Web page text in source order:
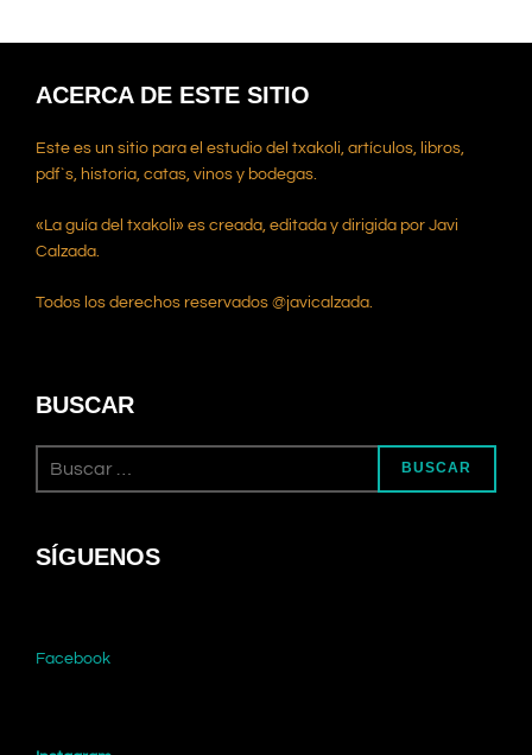
ACERCA DE ESTE SITIO
Este es un sitio para el estudio del txakoli, artículos, libros,
pdf`s, historia, catas, vinos y bodegas.
«La guía del txakoli» es creada, editada y dirigida por Javi
Calzada.
Todos los derechos reservados @javicalzada.
BUSCAR
BUSCAR
SÍGUENOS
Facebook